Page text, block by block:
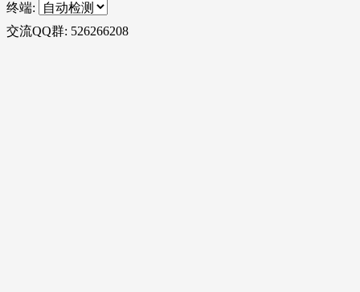
终端:
交流QQ群: 526266208